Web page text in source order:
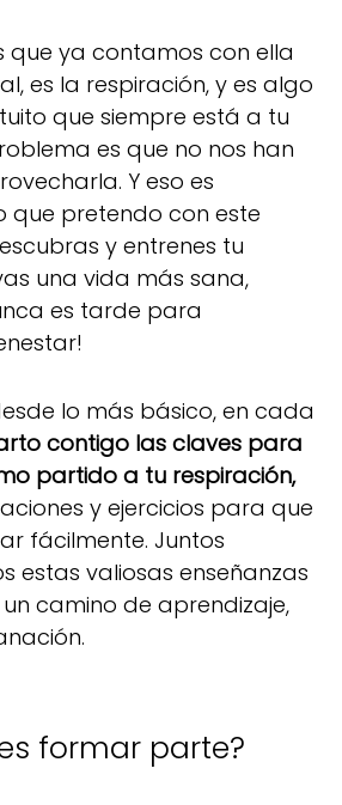
que ya contamos con ella
es la respiración, y es algo
que siempre está a tu
es que no nos han
Y eso es
que pretendo con este
y entrenes tu
una vida más sana,
es tarde para
lo más básico, en cada
contigo las claves para
partido a tu respiración,
y ejercicios para que
fácilmente. Juntos
estas valiosas enseñanzas
camino de aprendizaje,
formar parte?